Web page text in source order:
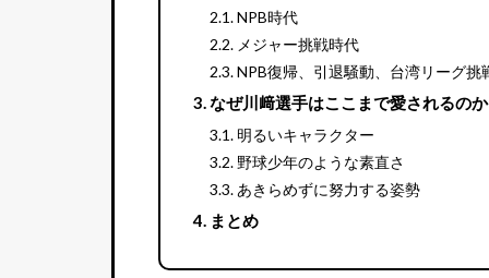
NPB時代
メジャー挑戦時代
NPB復帰、引退騒動、台湾リーグ挑
なぜ川﨑選手はここまで愛されるの
明るいキャラクター
野球少年のような素直さ
あきらめずに努力する姿勢
まとめ